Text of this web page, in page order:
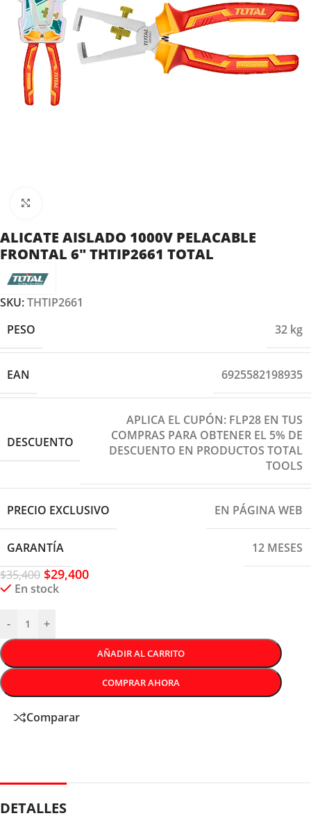
ALICATE AISLADO 1000V PELACABLE
FRONTAL 6″ THTIP2661 TOTAL
SKU:THTIP2661
PESO
32 kg
EAN 6925582198935
DESCUENTO
APLICA EL CUPÓN: FLP28 EN TUS
COMPRAS PARA OBTENER EL 5% DE
DESCUENTO EN PRODUCTOS TOTAL
TOOLS
PRECIO EXCLUSIVO EN PÁGINA WEB
GARANTÍA
12 MESES
$35,400 $29,400
En stock
- +
AÑADIR AL CARRITO
COMPRAR AHORA
Comparar
DETALLES